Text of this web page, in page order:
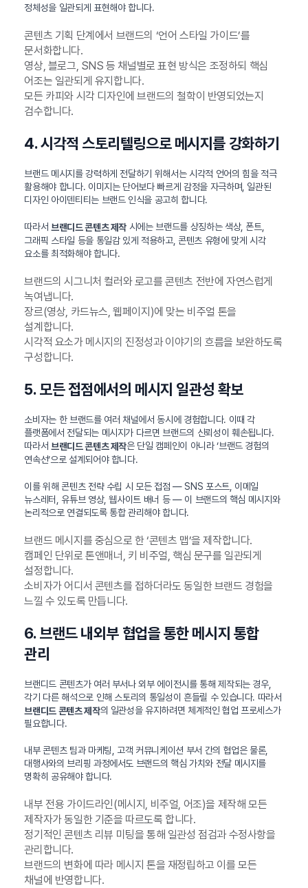
정체성을 일관되게 표현해야 합니다.
콘텐츠 기획 단계에서 브랜드의 ‘언어 스타일 가이드’를
문서화합니다.
영상, 블로그, SNS 등 채널별로 표현 방식은 조정하되 핵심
어조는 일관되게 유지합니다.
모든 카피와 시각 디자인에 브랜드의 철학이 반영되었는지
검수합니다.
4. 시각적 스토리텔링으로 메시지를 강화하기
브랜드 메시지를 강력하게 전달하기 위해서는 시각적 언어의 힘을 적극
활용해야 합니다. 이미지는 단어보다 빠르게 감정을 자극하며, 일관된
디자인 아이덴티티는 브랜드 인식을 공고히 합니다.
따라서 브랜디드 콘텐츠 제작 시에는 브랜드를 상징하는 색상, 폰트,
그래픽 스타일 등을 통일감 있게 적용하고, 콘텐츠 유형에 맞게 시각
요소를 최적화해야 합니다.
브랜드의 시그니처 컬러와 로고를 콘텐츠 전반에 자연스럽게
녹여냅니다.
장르(영상, 카드뉴스, 웹페이지)에 맞는 비주얼 톤을
설계합니다.
시각적 요소가 메시지의 진정성과 이야기의 흐름을 보완하도록
구성합니다.
5. 모든 접점에서의 메시지 일관성 확보
소비자는 한 브랜드를 여러 채널에서 동시에 경험합니다. 이때 각
플랫폼에서 전달되는 메시지가 다르면 브랜드의 신뢰성이 훼손됩니다.
따라서 브랜디드 콘텐츠 제작은 단일 캠페인이 아니라 ‘브랜드 경험의
연속선’으로 설계되어야 합니다.
이를 위해 콘텐츠 전략 수립 시 모든 접점 — SNS 포스트, 이메일
뉴스레터, 유튜브 영상, 웹사이트 배너 등 — 이 브랜드의 핵심 메시지와
논리적으로 연결되도록 통합 관리해야 합니다.
브랜드 메시지를 중심으로 한 ‘콘텐츠 맵’을 제작합니다.
캠페인 단위로 톤앤매너, 키 비주얼, 핵심 문구를 일관되게
설정합니다.
소비자가 어디서 콘텐츠를 접하더라도 동일한 브랜드 경험을
느낄 수 있도록 만듭니다.
6. 브랜드 내외부 협업을 통한 메시지 통합
관리
브랜디드 콘텐츠가 여러 부서나 외부 에이전시를 통해 제작되는 경우,
각기 다른 해석으로 인해 스토리의 통일성이 흔들릴 수 있습니다. 따라서
브랜디드 콘텐츠 제작의 일관성을 유지하려면 체계적인 협업 프로세스가
필요합니다.
내부 콘텐츠 팀과 마케팅, 고객 커뮤니케이션 부서 간의 협업은 물론,
대행사와의 브리핑 과정에서도 브랜드의 핵심 가치와 전달 메시지를
명확히 공유해야 합니다.
내부 전용 가이드라인(메시지, 비주얼, 어조)을 제작해 모든
제작자가 동일한 기준을 따르도록 합니다.
정기적인 콘텐츠 리뷰 미팅을 통해 일관성 점검과 수정사항을
관리합니다.
브랜드의 변화에 따라 메시지 톤을 재정립하고 이를 모든
채널에 반영합니다.